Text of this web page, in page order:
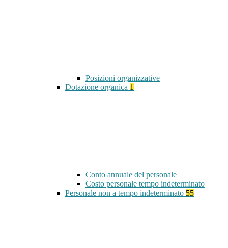
Posizioni organizzative
Dotazione organica 1
Conto annuale del personale
Costo personale tempo indeterminato
Personale non a tempo indeterminato 55